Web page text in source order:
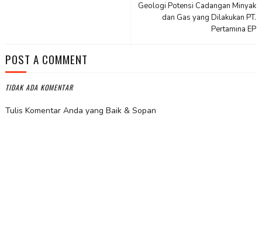
Geologi Potensi Cadangan Minyak
dan Gas yang Dilakukan PT.
Pertamina EP
POST A COMMENT
TIDAK ADA KOMENTAR
Tulis Komentar Anda yang Baik & Sopan